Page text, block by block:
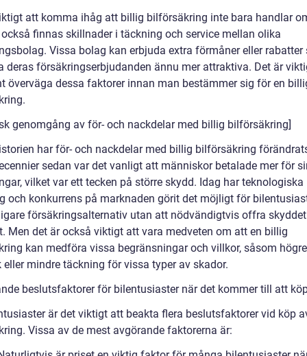
att komma ihåg att billig bilförsäkring inte bara handlar
finnas skillnader i täckning och service mellan olika
Vissa bolag kan erbjuda extra förmåner eller rabatter
deras försäkringserbjudanden ännu mer attraktiva. Det är
överväga dessa faktorer innan man bestämmer sig för en
genomgång av för- och nackdelar med billig bilförsäkring]
har för- och nackdelar med billig bilförsäkring
sedan var det vanligt att människor betalade mer för
vilket var ett tecken på större skydd. Idag har teknologiska
och konkurrens på marknaden görit det möjligt för
försäkringsalternativ utan att nödvändigtvis offra skyddet
Men det är också viktigt att vara medveten om att en billig
kan medföra vissa begränsningar och villkor, såsom högre
eller mindre täckning för vissa typer av skador.
beslutsfaktorer för bilentusiaster när det kommer till att
är det viktigt att beakta flera beslutsfaktorer vid köp
Vissa av de mest avgörande faktorerna är: